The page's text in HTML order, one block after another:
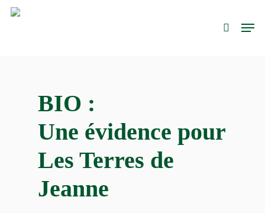
Skip
search
BIO :
Une évidence pour
Les Terres de
Jeanne